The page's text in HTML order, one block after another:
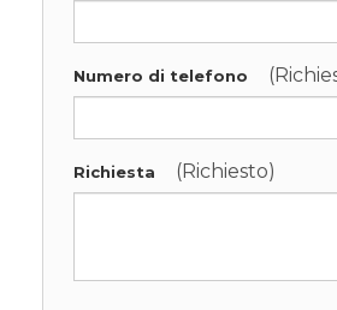
Numero di telefono
Richiesta (Richiesto)